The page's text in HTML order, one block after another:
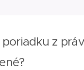
z